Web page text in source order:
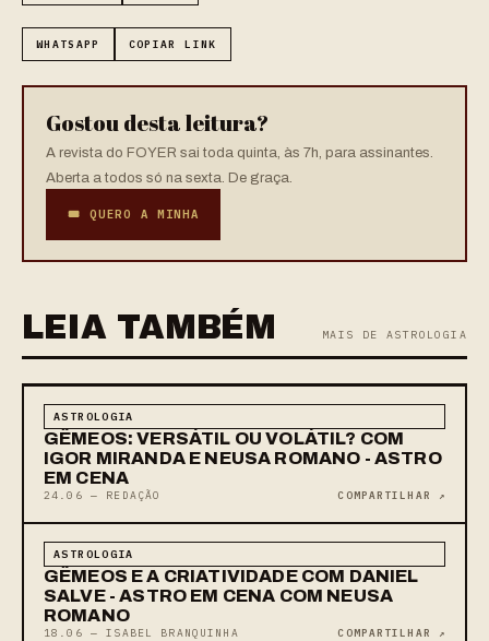
WHATSAPP COPIAR LINK
Gostou desta leitura?
A revista do FOYER sai toda quinta, às 7h, para assinantes.
Aberta a todos só na sexta. De graça.
🎟 QUERO A MINHA
LEIA TAMBÉM MAIS DE ASTROLOGIA
ASTROLOGIA
GÊMEOS: VERSÁTIL OU VOLÁTIL? COM
IGOR MIRANDA E NEUSA ROMANO - ASTRO
EM CENA
24.06 — REDAÇÃO COMPARTILHAR ↗
ASTROLOGIA
GÊMEOS E A CRIATIVIDADE COM DANIEL
SALVE - ASTRO EM CENA COM NEUSA
ROMANO
18.06 — ISABEL BRANQUINHA COMPARTILHAR ↗